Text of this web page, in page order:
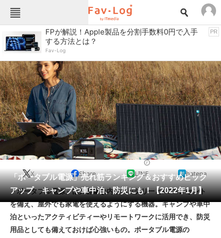
Fav-Logカテゴリー一覧
TOP
インテリア・収納 おもちゃ・ホビー
カメラ キッチン家電
キッチン用品 ゲーム
コンテンツ・サービス スイーツ・お菓子
スポーツ・レジャー スマホ・携帯電話
パソコン・タブレット ファッション
ペット 家電
工具・DIY 本・DVD・CD
生活家電 生活用品
空調・季節家電 美容・コスメ
FPが解説！Apple製品を分割手数料0円で入手
する方法とは？
Fav-Log
PR
「ポータブル電源」売れ筋ランキング＆おすすめピック
アップ キャンプや車中泊、防災にも！【2022年1月】
X Share LINE hatena
「ポータブル電源」は大容量な内蔵バッテリーとACコンセント
を備え、屋外でも家電を使えるようにする機器。キャンプや車中
泊といったアクティビティーやリモートワークに活用でき、防災
用品としても備えておけば心強いもの。ポータブル電源の